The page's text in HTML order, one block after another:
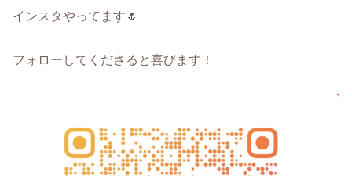
インスタやってます🌷
フォローしてくださると喜びます！